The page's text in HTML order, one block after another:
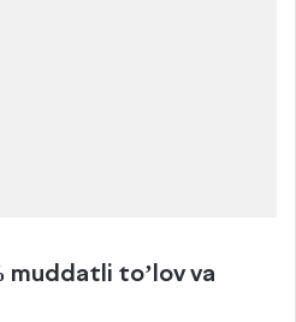
muddatli to’lov va